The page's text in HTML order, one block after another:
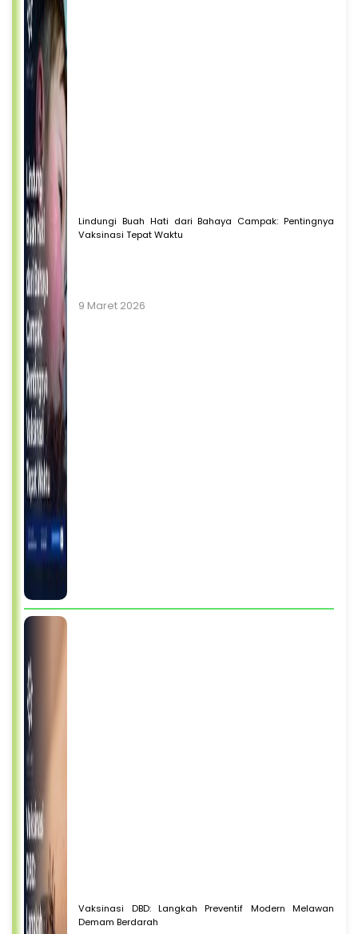
Lindungi Buah Hati dari Bahaya Campak: Pentingnya
Vaksinasi Tepat Waktu
9 Maret 2026
Vaksinasi DBD: Langkah Preventif Modern Melawan
Demam Berdarah